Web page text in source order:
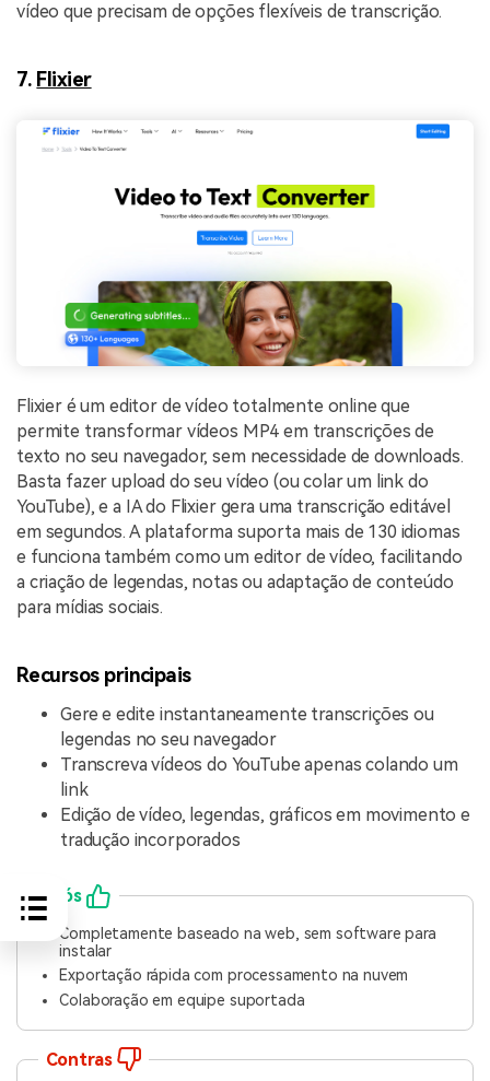
vídeo que precisam de opções flexíveis de transcrição.
7. Flixier
Flixier é um editor de vídeo totalmente online que
permite transformar vídeos MP4 em transcrições de
texto no seu navegador, sem necessidade de downloads.
Basta fazer upload do seu vídeo (ou colar um link do
YouTube), e a IA do Flixier gera uma transcrição editável
em segundos. A plataforma suporta mais de 130 idiomas
e funciona também como um editor de vídeo, facilitando
a criação de legendas, notas ou adaptação de conteúdo
para mídias sociais.
Recursos principais
Gere e edite instantaneamente transcrições ou
legendas no seu navegador
Transcreva vídeos do YouTube apenas colando um
link
Edição de vídeo, legendas, gráficos em movimento e
tradução incorporados
Prós
Completamente baseado na web, sem software para
instalar
Exportação rápida com processamento na nuvem
Colaboração em equipe suportada
Contras